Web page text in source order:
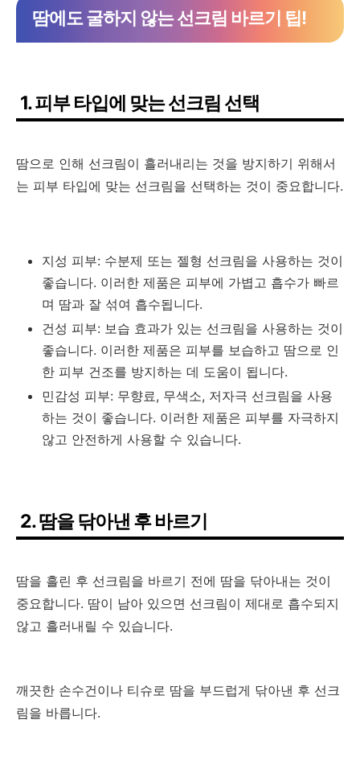
땀에도 굴하지 않는 선크림 바르기 팁!
1. 피부 타입에 맞는 선크림 선택
땀으로 인해 선크림이 흘러내리는 것을 방지하기 위해서
는 피부 타입에 맞는 선크림을 선택하는 것이 중요합니다.
지성 피부: 수분제 또는 젤형 선크림을 사용하는 것이
좋습니다. 이러한 제품은 피부에 가볍고 흡수가 빠르
며 땀과 잘 섞여 흡수됩니다.
건성 피부: 보습 효과가 있는 선크림을 사용하는 것이
좋습니다. 이러한 제품은 피부를 보습하고 땀으로 인
한 피부 건조를 방지하는 데 도움이 됩니다.
민감성 피부: 무향료, 무색소, 저자극 선크림을 사용
하는 것이 좋습니다. 이러한 제품은 피부를 자극하지
않고 안전하게 사용할 수 있습니다.
2. 땀을 닦아낸 후 바르기
땀을 흘린 후 선크림을 바르기 전에 땀을 닦아내는 것이
중요합니다. 땀이 남아 있으면 선크림이 제대로 흡수되지
않고 흘러내릴 수 있습니다.
깨끗한 손수건이나 티슈로 땀을 부드럽게 닦아낸 후 선크
림을 바릅니다.